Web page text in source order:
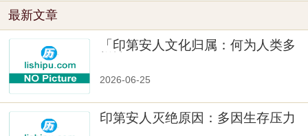
最新文章
「印第安人文化归属：何为人类多
2026-06-25
印第安人灭绝原因：多因生存压力